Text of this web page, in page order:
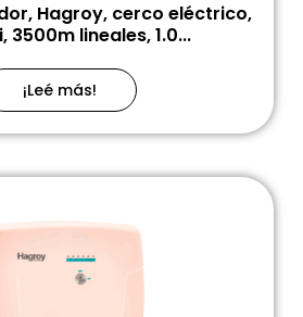
Hagroy, cerco eléctrico,
3500m lineales, 1.0...
¡Leé más!